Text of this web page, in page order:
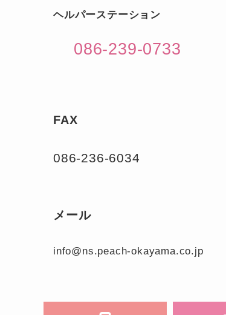
ヘルパーステーション
086-239-0733
FAX
086-236-6034
メール
info@ns.peach-okayama.co.jp